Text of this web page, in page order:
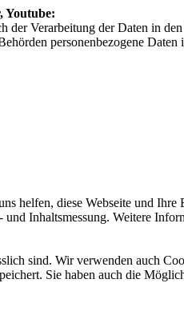
Youtube:
der Verarbeitung der Daten in
personenbezogene
helfen, diese Webseite und Ihre
Inhaltsmessung. Weitere
sind. Wir verwenden auch
Sie haben auch die